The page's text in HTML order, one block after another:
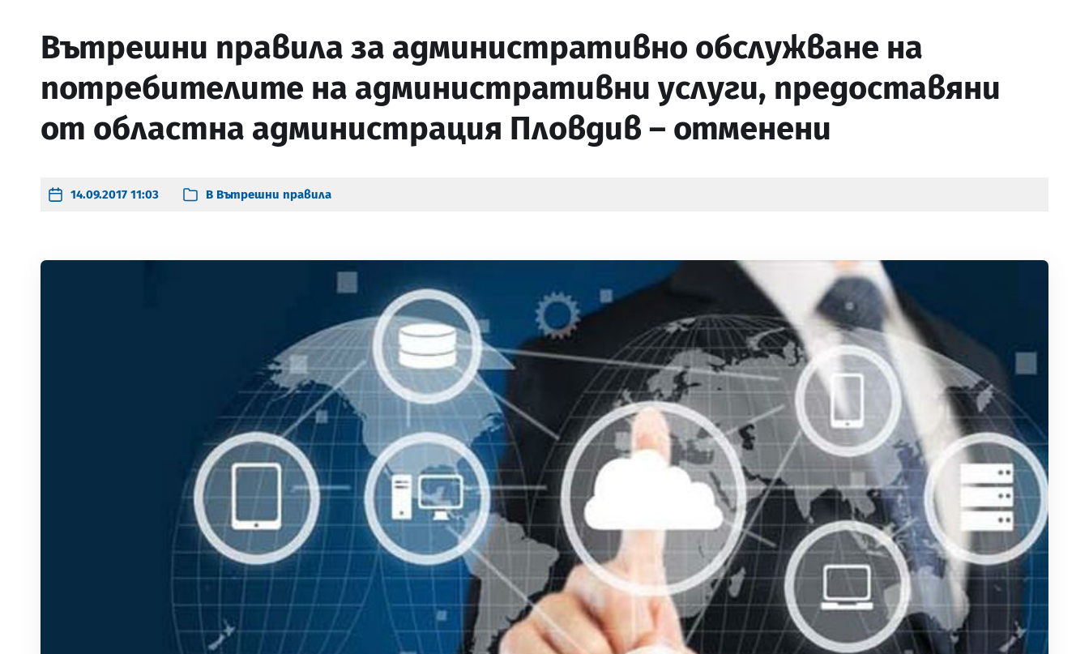
Вътрешни правила за административно обслужване на
потребителите на административни услуги, предоставяни
от областна администрация Пловдив – отменени
14.09.2017 11:03 В Вътрешни правила